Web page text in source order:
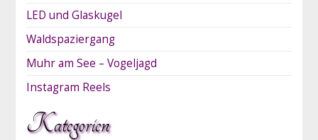
LED und Glaskugel
Waldspaziergang
Muhr am See – Vogeljagd
Instagram Reels
Kategorien